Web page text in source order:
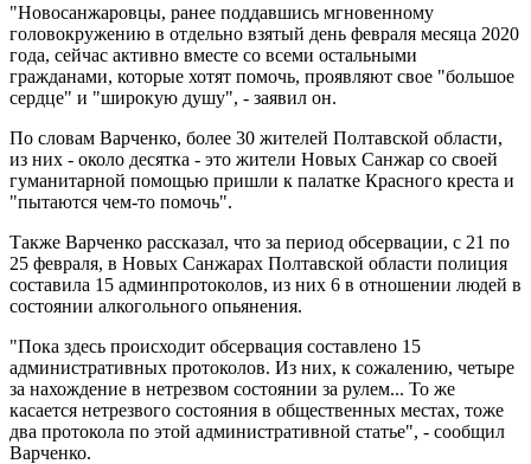
"Новосанжаровцы, ранее поддавшись мгновенному
головокружению в отдельно взятый день февраля месяца 2020
года, сейчас активно вместе со всеми остальными
гражданами, которые хотят помочь, проявляют свое "большое
сердце" и "широкую душу", - заявил он.
По словам Варченко, более 30 жителей Полтавской области,
из них - около десятка - это жители Новых Санжар со своей
гуманитарной помощью пришли к палатке Красного креста и
"пытаются чем-то помочь".
Также Варченко рассказал, что за период обсервации, с 21 по
25 февраля, в Новых Санжарах Полтавской области полиция
составила 15 админпротоколов, из них 6 в отношении людей в
состоянии алкогольного опьянения.
"Пока здесь происходит обсервация составлено 15
административных протоколов. Из них, к сожалению, четыре
за нахождение в нетрезвом состоянии за рулем... То же
касается нетрезвого состояния в общественных местах, тоже
два протокола по этой административной статье", - сообщил
Варченко.